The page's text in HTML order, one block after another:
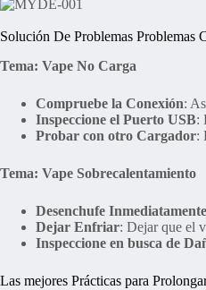
Solución De Problemas Problemas
Tema: Vape No Carga
Compruebe la Conexión:
Inspeccione el Puerto USB:
Probar con otro Cargador:
Tema: Vape Sobrecalentamiento
Desenchufe Inmediatamente
Dejar Enfriar: Dejar que el
Inspeccione en busca de
Las mejores Prácticas para